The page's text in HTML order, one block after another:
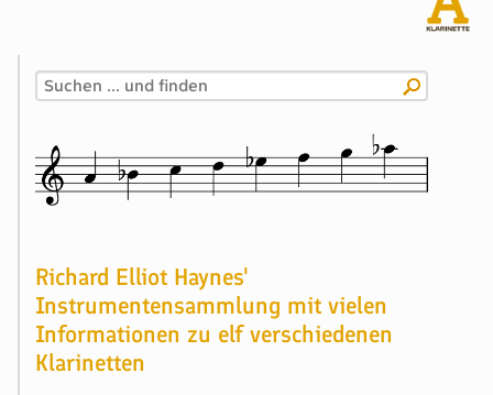
Richard Elliot Haynes'
Instrumentensammlung mit vielen
Informationen zu elf verschiedenen
Klarinetten